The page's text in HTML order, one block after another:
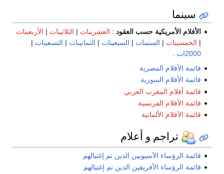
سينما
الأفلام الأمريكية حسب العقود : العشرينات | الثلاثينات | الأربعينات
| الخمسينات | الستينات | السبعينات | الثمانينات | التسعينات |
2000ات
قائمة الأفلام المصرية
قائمة الأفلام السورية
قائمة أفلام المغرب العربي
قائمة الأفلام الفرنسية
قائمة الأفلام الألمانية
تراجم و أعلام
قائمة الرؤساء الآسيويين الذين تم إغتيالهم
قائمة الرؤساء الأفريقين الذين تم إغتيالهم